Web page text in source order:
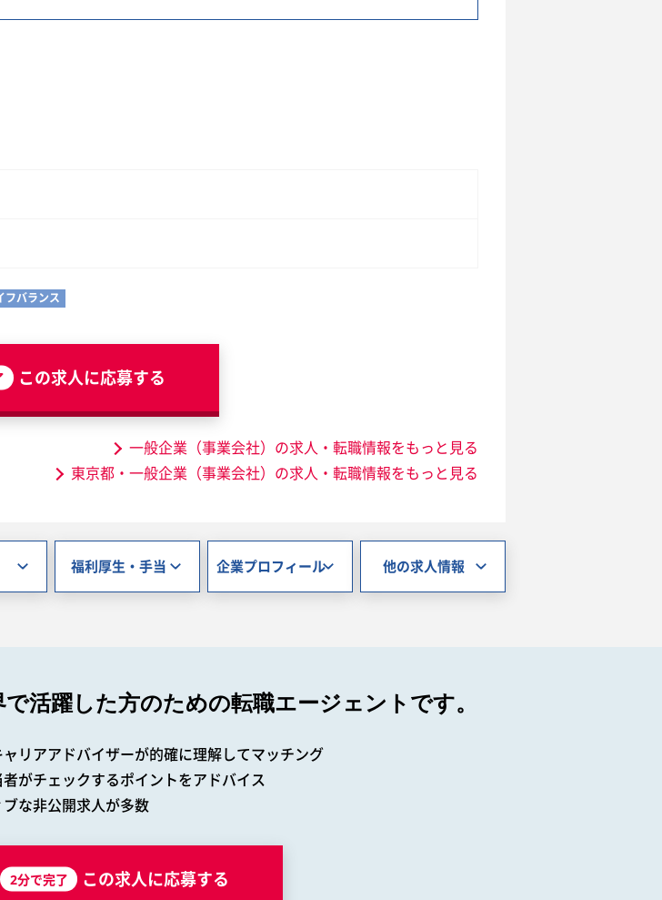
フバランス
この求人に応募する
一般企業（事業会社）の求人・転職情報をもっと見る
東京都・一般企業（事業会社）の求人・転職情報をもっと見る
福利厚生・手当 企業プロフィール 他の求人情報
で活躍した方のための転職エージェントです。
リアアドバイザーが的確に理解してマッチング
がチェックするポイントをアドバイス
な非公開求人が多数
2分で完了 この求人に応募する